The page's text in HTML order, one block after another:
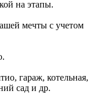
на этапы.
мечты с учетом
гараж, котельная,
сад и др.